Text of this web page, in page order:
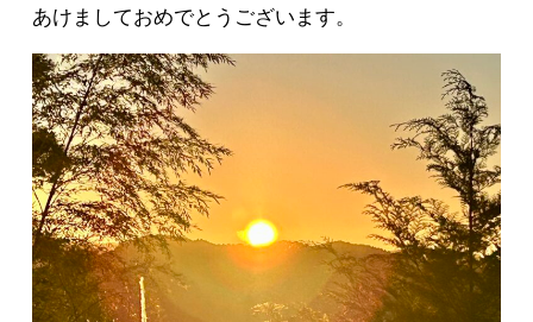
あけましておめでとうございます。